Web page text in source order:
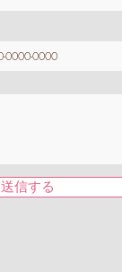
送信する